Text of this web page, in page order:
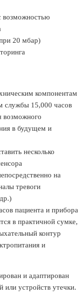
возможностью
20 мбар)
компонентам
службы 15,000 часов
возможного
в будущем и
несколько
на
тревоги
пациента и прибора
в практичной сумке,
контур
и
и адаптирован
или устройств утечки.